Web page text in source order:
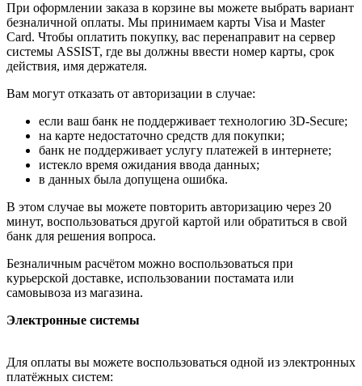
При оформлении заказа в корзине вы можете выбрать вариант
безналичной оплаты. Мы принимаем карты Visa и Master
Card. Чтобы оплатить покупку, вас перенаправит на сервер
системы ASSIST, где вы должны ввести номер карты, срок
действия, имя держателя.
Вам могут отказать от авторизации в случае:
если ваш банк не поддерживает технологию 3D-Secure;
на карте недостаточно средств для покупки;
банк не поддерживает услугу платежей в интернете;
истекло время ожидания ввода данных;
в данных была допущена ошибка.
В этом случае вы можете повторить авторизацию через 20
минут, воспользоваться другой картой или обратиться в свой
банк для решения вопроса.
Безналичным расчётом можно воспользоваться при
курьерской доставке, использовании постамата или
самовывоза из магазина.
Электронные системы
Для оплаты вы можете воспользоваться одной из электронных
платёжных систем: